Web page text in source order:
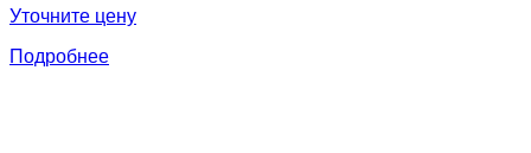
Уточните цену
Подробнее